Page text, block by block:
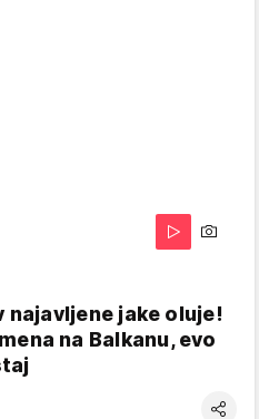
najavljene jake oluje!
na Balkanu, evo